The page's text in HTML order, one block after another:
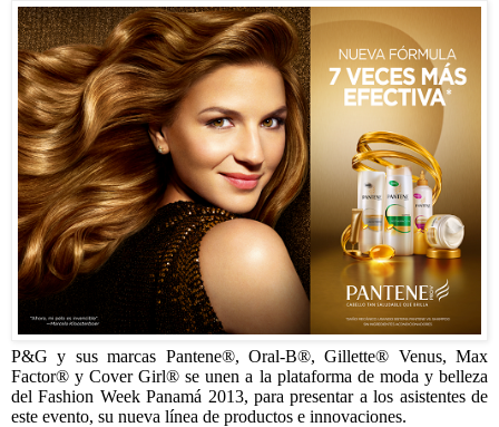
P&G y sus marcas Pantene®, Oral-B®, Gillette® Venus, Max
Factor® y Cover Girl® se unen a la plataforma de moda y belleza
del Fashion Week Panamá 2013, para presentar a los asistentes de
este evento, su nueva línea de productos e innovaciones.